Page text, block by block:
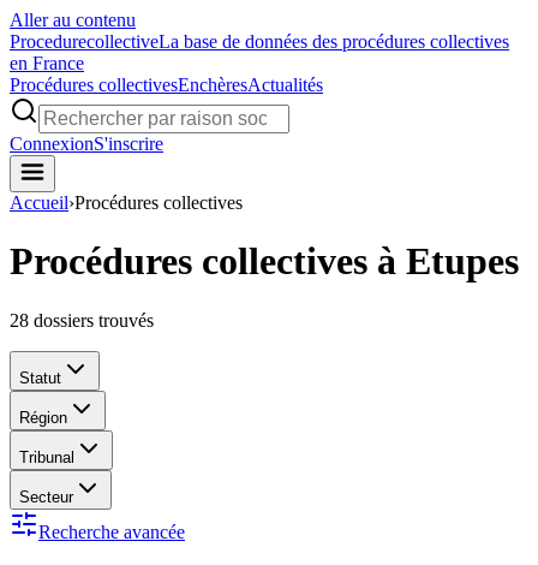
Aller au contenu
ProcedurecollectiveLa base de données des procédures collectives
en France
Procédures collectivesEnchèresActualités
ConnexionS'inscrire
Accueil›Procédures collectives
Procédures collectives à Etupes
28 dossiers trouvés
Statut
Région
Tribunal
Secteur
Recherche avancée